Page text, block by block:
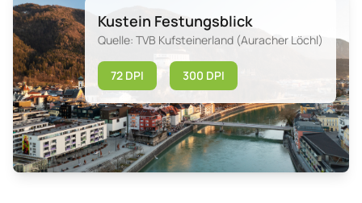
Kustein Festungsblick
Quelle: TVB Kufsteinerland (Auracher Löchl)
72 DPI 300 DPI